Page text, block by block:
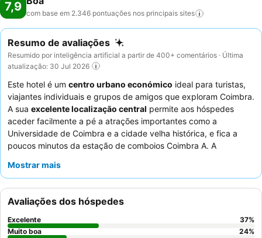
7,9 com base em 2.346 pontuações nos principais sites
Resumo de avaliações
Resumido por inteligência artificial a partir de 400+ comentários · Última
atualização: 30 Jul 2026
Este hotel é um centro urbano económico ideal para turistas,
viajantes individuais e grupos de amigos que exploram Coimbra.
A sua excelente localização central permite aos hóspedes
aceder facilmente a pé a atrações importantes como a
Universidade de Coimbra e a cidade velha histórica, e fica a
poucos minutos da estação de comboios Coimbra A. A
os andares. Os hóspedes elogiam consistentemente a
contribuindo para uma atmosfera acolhedora. Para uma estadia
mais tranquila, considere pedir um quarto virado para o lado
oposto à rua para minimizar o ruído potencial.
Mostrar mais
Avaliações dos hóspedes
Excelente 37%
Muito boa
24%